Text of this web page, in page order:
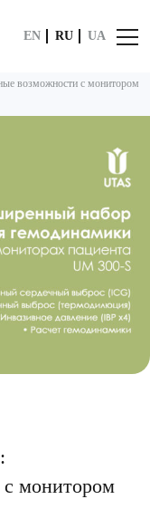
EN RU UA
возможности с монитором
монитором